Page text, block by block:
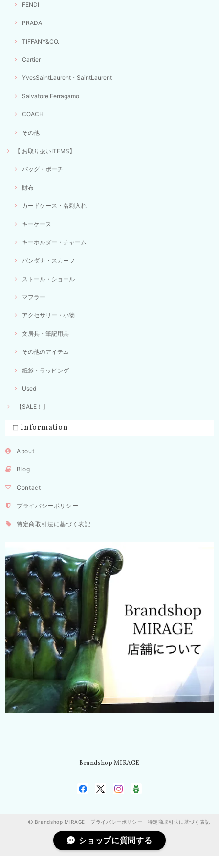
FENDI
PRADA
TIFFANY&CO.
Cartier
YvesSaintLaurent・SaintLaurent
Salvatore Ferragamo
COACH
その他
【 お取り扱いITEMS】
バッグ・ポーチ
財布
カードケース・名刺入れ
キーケース
キーホルダー・チャーム
バンダナ・スカーフ
ストール・ショール
マフラー
アクセサリー・小物
文房具・筆記用具
その他のアイテム
紙袋・ラッピング
Used
【SALE！】
◻︎ Information
About
Blog
Contact
プライバシーポリシー
特定商取引法に基づく表記
Brandshop MIRAGE
Brandshop MIRAGE | プライバシーポリシー |特定商取引法に基づく表記
ショップに質問する